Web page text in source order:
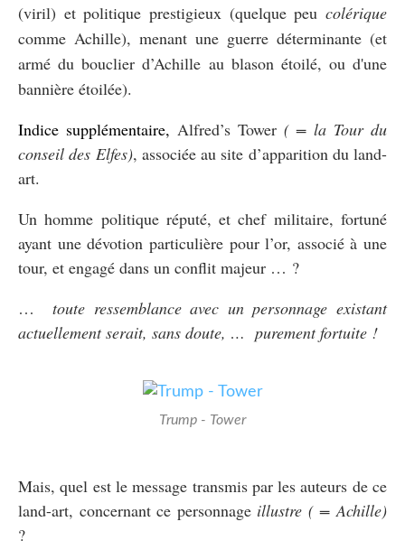
(viril) et politique prestigieux (quelque peu colérique
comme Achille), menant une guerre déterminante (et
armé du bouclier d’Achille au blason étoilé, ou d'une
bannière étoilée).
Indice supplémentaire, Alfred’s Tower ( = la Tour du
conseil des Elfes), associée au site d’apparition du land-
art.
Un homme politique réputé, et chef militaire, fortuné
ayant une dévotion particulière pour l’or, associé à une
tour, et engagé dans un conflit majeur … ?
…toute ressemblance avec un personnage existant
actuellement serait, sans doute, … purement fortuite !
Trump - Tower
Mais, quel est le message transmis par les auteurs de ce
land-art, concernant ce personnage illustre ( = Achille)
?